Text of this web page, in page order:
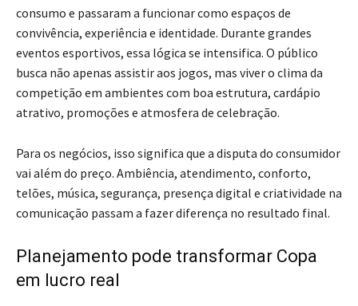
consumo e passaram a funcionar como espaços de
convivência, experiência e identidade. Durante grandes
eventos esportivos, essa lógica se intensifica. O público
busca não apenas assistir aos jogos, mas viver o clima da
competição em ambientes com boa estrutura, cardápio
atrativo, promoções e atmosfera de celebração.
Para os negócios, isso significa que a disputa do consumidor
vai além do preço. Ambiência, atendimento, conforto,
telões, música, segurança, presença digital e criatividade na
comunicação passam a fazer diferença no resultado final.
Planejamento pode transformar Copa
em lucro real